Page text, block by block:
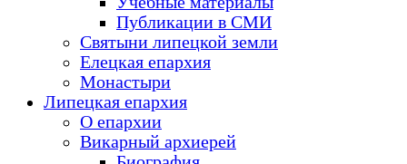
Публикации в СМИ
Святыни липецкой земли
Елецкая епархия
Монастыри
Липецкая епархия
О епархии
Викарный архиерей